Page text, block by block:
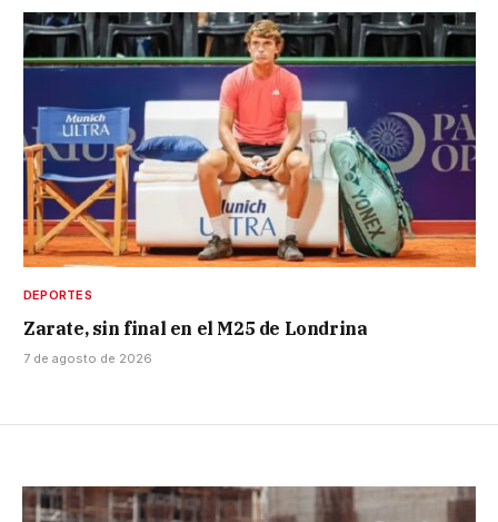
DEPORTES
Zarate, sin final en el M25 de Londrina
7 de agosto de 2026